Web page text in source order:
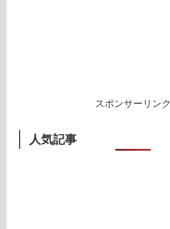
スポンサーリンク
人気記事